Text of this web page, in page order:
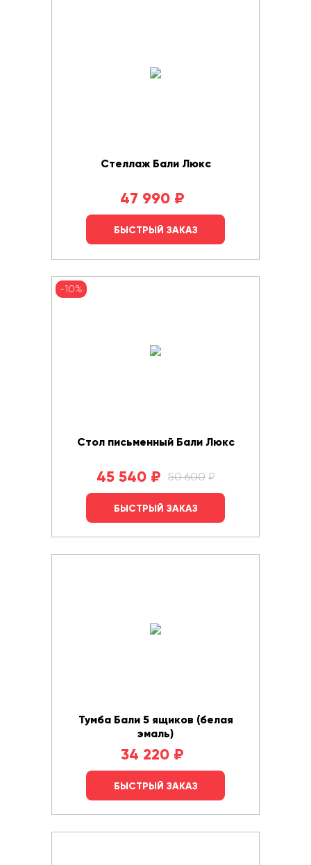
Стеллаж Бали Люкс
47 990 ₽
БЫСТРЫЙ ЗАКАЗ
-10%
Стол письменный Бали Люкс
50 600 ₽
45 540 ₽
БЫСТРЫЙ ЗАКАЗ
Тумба Бали 5 ящиков (белая
эмаль)
34 220 ₽
БЫСТРЫЙ ЗАКАЗ